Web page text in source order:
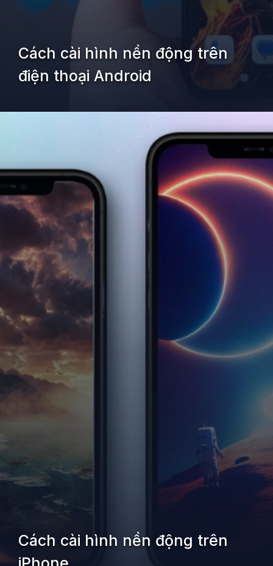
Cách cài hình nền động trên
điện thoại Android
https://kiemvieclam.vn/cach-cai-hinh-nen-dong
Cách cài hình nền động trên